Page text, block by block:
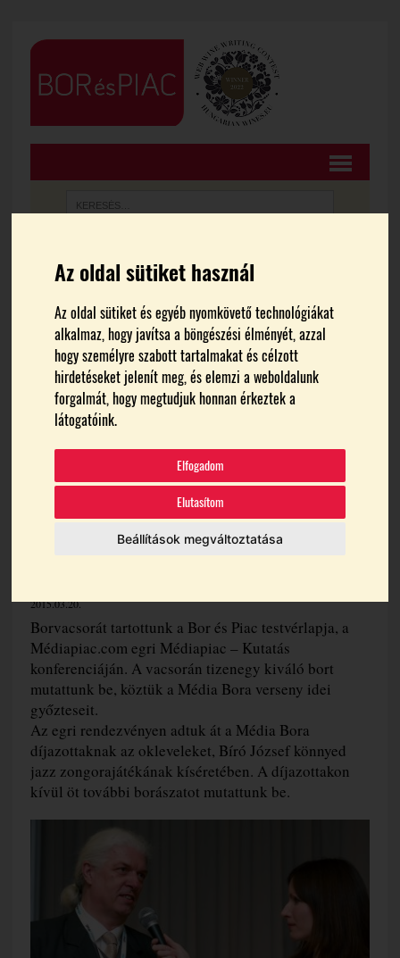
Az oldal sütiket használ
Az oldal sütiket és egyéb nyomkövető technológiákat
alkalmaz, hogy javítsa a böngészési élményét, azzal
hogy személyre szabott tartalmakat és célzott
hirdetéseket jelenít meg, és elemzi a weboldalunk
forgalmát, hogy megtudjuk honnan érkeztek a
látogatóink.
Elfogadom
Elutasítom
Beállítások megváltoztatása
FŐOLDAL HÍREK
Borvacsora a Médiapiac –
Kutatás konferencián
2015.03.20.
Borvacsorát tartottunk a Bor és Piac testvérlapja, a
Médiapiac.com egri Médiapiac – Kutatás
konferenciáján. A vacsorán tizenegy kiváló bort
mutattunk be, köztük a Média Bora verseny idei
győzteseit.
Az egri rendezvényen adtuk át a Média Bora
díjazottaknak az okleveleket, Bíró József könnyed
jazz zongorajátékának kíséretében. A díjazottakon
kívül öt további borászatot mutattunk be.